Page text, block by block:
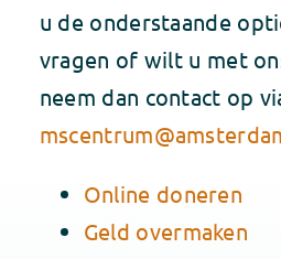
u de onderstaande
vragen of wilt u met
neem dan contact op
Online doneren
Geld overmaken